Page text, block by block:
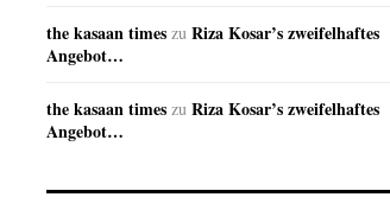
the kasaan times zu Riza Kosar’s zweifelhaftes
Angebot…
the kasaan times zu Riza Kosar’s zweifelhaftes
Angebot…